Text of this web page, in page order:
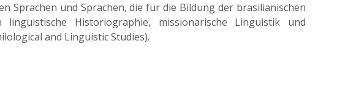
Sprachen und Sprachen, die für die Bildung der brasilianischen
Historiographie, missionarische Linguistik und
and Linguistic Studies).